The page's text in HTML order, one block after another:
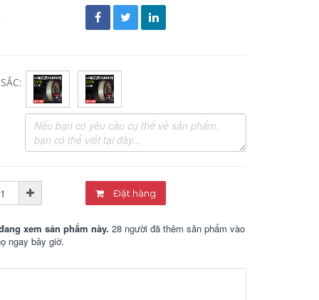
Đặt hàng
xem sản phẩm này. 28 người đã thêm sản phẩm vào
ngay bây giờ.